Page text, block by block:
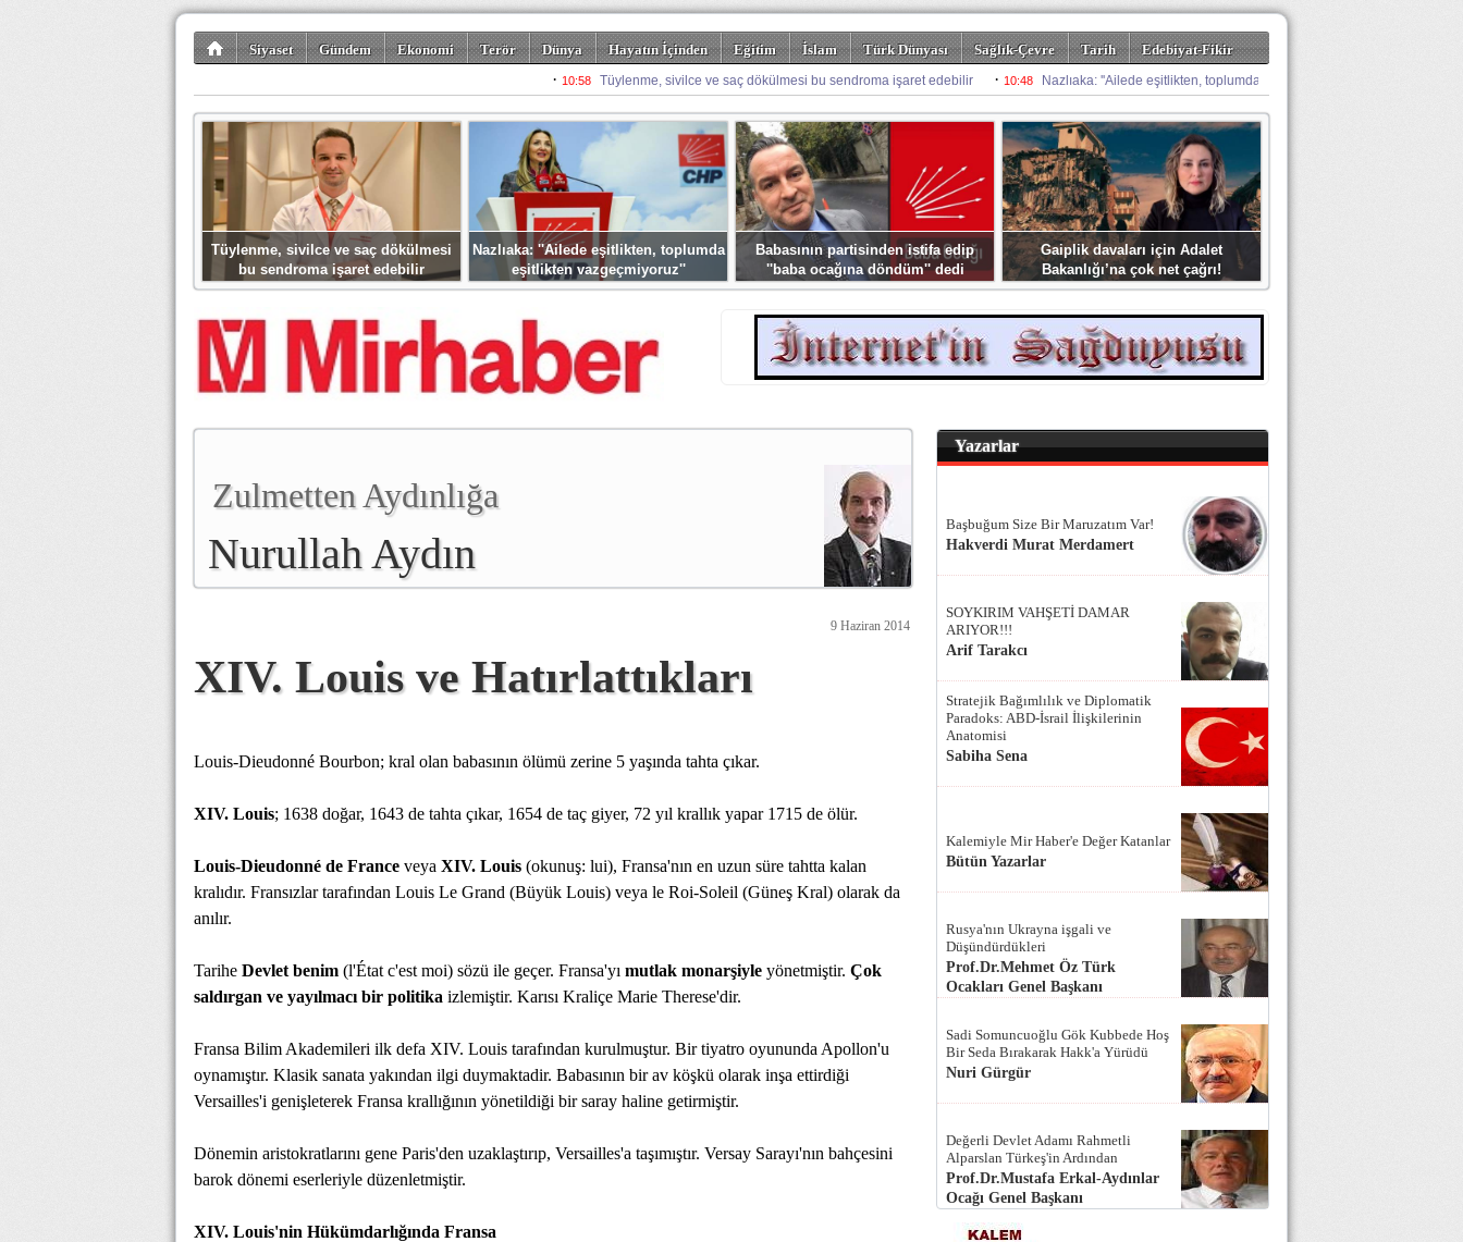
Siyaset Gündem Ekonomi Terör Dünya Hayatın İçinden Eğitim İslam Türk Dünyası Sağlık-Çevre Tarih
Edebiyat-Fikir
Spor Misafir Kalem Foto Galeriler
Tüylenme, sivilce ve saç dökülmesi
bu sendroma işaret edebilir
Nazlıaka: ''Ailede eşitlikten, toplumda
eşitlikten vazgeçmiyoruz''
Babasının partisinden istifa edip
''baba ocağına döndüm'' dedi
Gaiplik davaları için Adalet
Bakanlığı’na çok net çağrı!
Zulmetten Aydınlığa
Nurullah Aydın
9 Haziran 2014
XIV. Louis ve Hatırlattıkları
Louis-Dieudonné Bourbon; kral olan babasının ölümü zerine 5 yaşında tahta çıkar.
XIV. Louis; 1638 doğar, 1643 de tahta çıkar, 1654 de taç giyer, 72 yıl krallık yapar 1715 de ölür.
Louis-Dieudonné de France veya XIV. Louis (okunuş: lui), Fransa'nın en uzun süre tahtta kalan
kralıdır. Fransızlar tarafından Louis Le Grand (Büyük Louis) veya le Roi-Soleil (Güneş Kral) olarak da
anılır.
Tarihe Devlet benim (l'État c'est moi) sözü ile geçer. Fransa'yı mutlak monarşiyle yönetmiştir. Çok
saldırgan ve yayılmacı bir politika izlemiştir. Karısı Kraliçe Marie Therese'dir.
Fransa Bilim Akademileri ilk defa XIV. Louis tarafından kurulmuştur. Bir tiyatro oyununda Apollon'u
oynamıştır. Klasik sanata yakından ilgi duymaktadir. Babasının bir av köşkü olarak inşa ettirdiği
Versailles'i genişleterek Fransa krallığının yönetildiği bir saray haline getirmiştir.
Dönemin aristokratlarını gene Paris'den uzaklaştırıp, Versailles'a taşımıştır. Versay Sarayı'nın bahçesini
barok dönemi eserleriyle düzenletmiştir.
XIV. Louis'nin Hükümdarlığında Fransa
Yazarlar
Başbuğum Size Bir Maruzatım Var!
Hakverdi Murat Merdamert
SOYKIRIM VAHŞETİ DAMAR
ARIYOR!!!
Arif Tarakcı
Stratejik Bağımlılık ve Diplomatik
Paradoks: ABD-İsrail İlişkilerinin
Anatomisi
Sabiha Sena
Kalemiyle Mir Haber'e Değer Katanlar
Bütün Yazarlar
Rusya'nın Ukrayna işgali ve
Düşündürdükleri
Prof.Dr.Mehmet Öz Türk
Ocakları Genel Başkanı
Sadi Somuncuoğlu Gök Kubbede Hoş
Bir Seda Bırakarak Hakk'a Yürüdü
Nuri Gürgür
Değerli Devlet Adamı Rahmetli
Alparslan Türkeş'in Ardından
Prof.Dr.Mustafa Erkal-Aydınlar
Ocağı Genel Başkanı